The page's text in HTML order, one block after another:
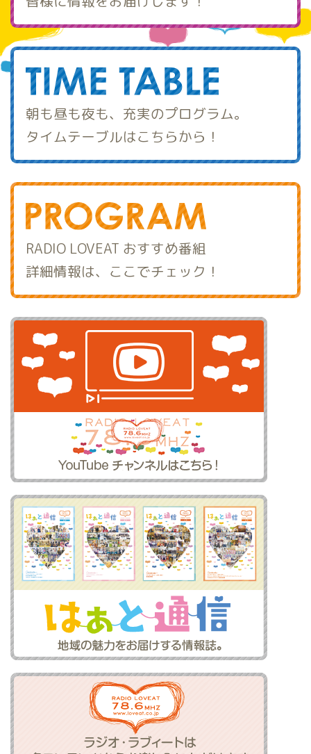
朝も昼も夜も、充実のプログラム。
タイムテーブルはこちらから！
RADIO LOVEAT おすすめ番組
詳細情報は、ここでチェック！